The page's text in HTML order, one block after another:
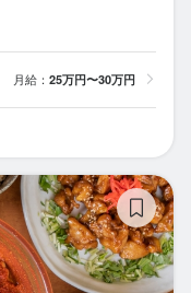
月給： 25万円〜30万円